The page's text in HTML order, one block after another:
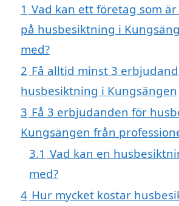
1 Vad kan ett företag som
på husbesiktning i
med?
2 Få alltid minst 3
husbesiktning i Kungsängen
3 Få 3 erbjudanden för
Kungsängen från
3.1 Vad kan en
med?
4 Hur mycket kostar